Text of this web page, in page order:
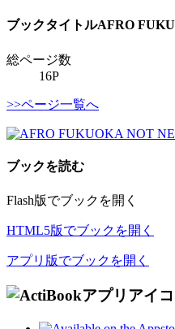
ブックタイトルAFRO
総ページ数
16P
>>ページ一覧へ
ブックを読む
Flash版でブックを開く
HTML5版でブックを開く
アプリ版でブックを開く